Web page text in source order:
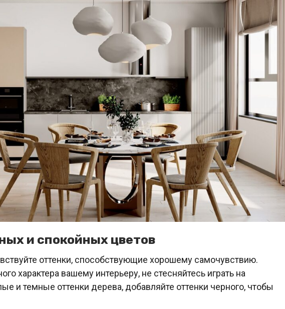
и спокойных цветов
оттенки, способствующие хорошему самочувствию.
характера вашему интерьеру, не стесняйтесь играть на
и темные оттенки дерева, добавляйте оттенки черного, чтобы